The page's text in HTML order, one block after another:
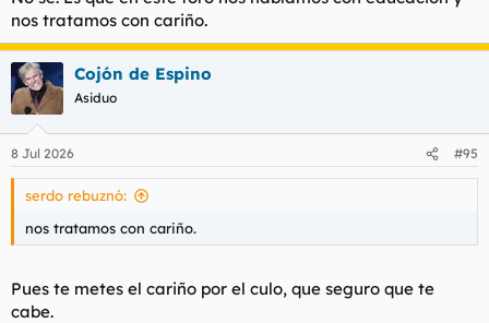
nos tratamos con cariño.
Cojón de Espino
Asiduo
8 Jul 2026 #95
serdo rebuznó:
nos tratamos con cariño.
Pues te metes el cariño por el culo, que seguro que te
cabe.